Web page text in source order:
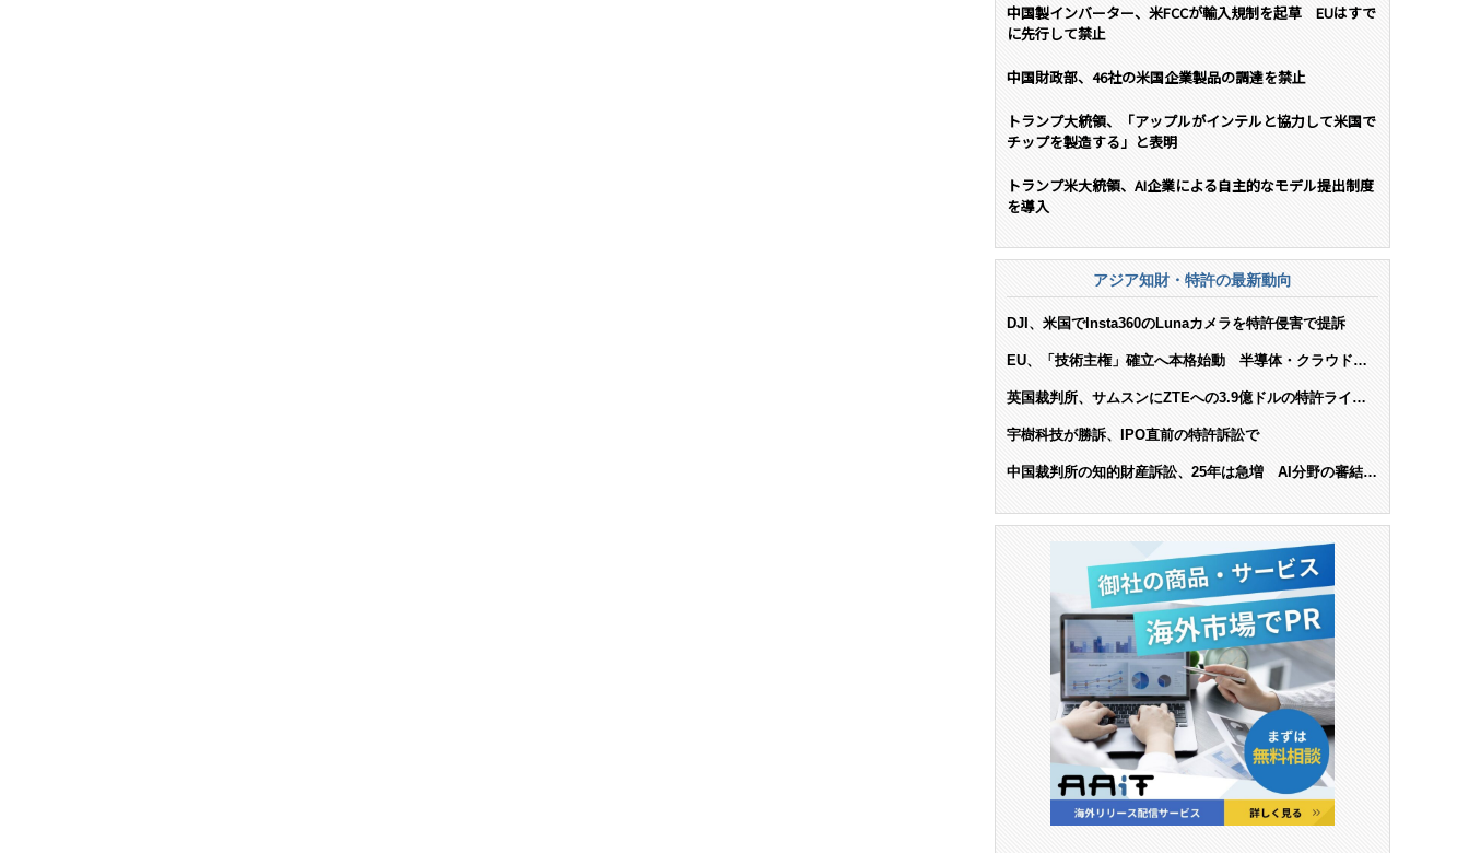
中国製インバーター、米FCCが輸入規制を起草 EUはすで
に先行して禁止
中国財政部、46社の米国企業製品の調達を禁止
トランプ大統領、「アップルがインテルと協力して米国で
チップを製造する」と表明
トランプ米大統領、AI企業による自主的なモデル提出制度
を導入
アジア知財・特許の最新動向
DJI、米国でInsta360のLunaカメラを特許侵害で提訴
EU、「技術主権」確立へ本格始動 半導体・クラウド・
英国裁判所、サムスンにZTEへの3.9億ドルの特許ライセ
宇樹科技が勝訴、IPO直前の特許訴訟で
中国裁判所の知的財産訴訟、25年は急増 AI分野の審結件